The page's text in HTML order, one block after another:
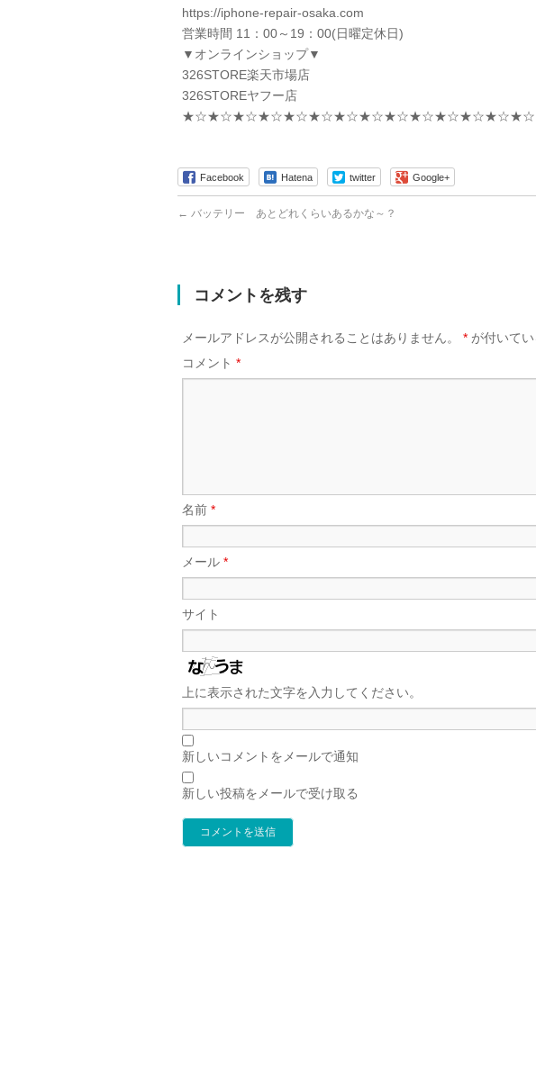
https://iphone-repair-osaka.com
営業時間 11：00～19：00(日曜定休日)
▼オンラインショップ▼
326STORE楽天市場店
326STOREヤフー店
Facebook Hatena twitter Google+
← バッテリー あとどれくらいあるかな～？
コメントを残す
メールアドレスが公開されることはありません。 * が付いて
コメント *
名前 *
メール *
サイト
上に表示された文字を入力してください。
新しいコメントをメールで通知
新しい投稿をメールで受け取る